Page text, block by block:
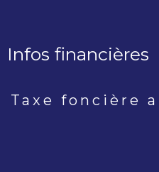
Infos financières
Caractéristiques
Taxe foncière